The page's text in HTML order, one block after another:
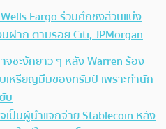
Fargo ร่วมศึกชิงส่วนแบ่ง
นฝาก ตามรอย Citi, JPMorgan
จชะงักยาว ๆ หลัง Warren ร้อง
เหรียญมีมของทรัมป์ เพราะทำนัก
บ
เป็นผู้นำแจกจ่าย Stablecoin หลัง